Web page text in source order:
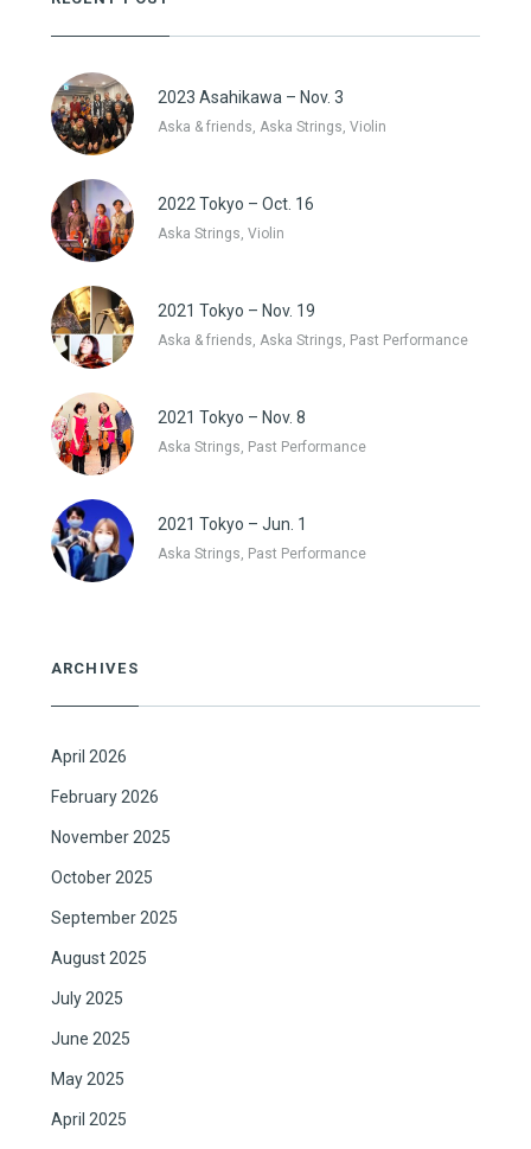
2023 Asahikawa – Nov. 3
Aska & friends, Aska Strings, Violin
2022 Tokyo – Oct. 16
Aska Strings, Violin
2021 Tokyo – Nov. 19
Aska & friends, Aska Strings, Past Performance
2021 Tokyo – Nov. 8
Aska Strings, Past Performance
2021 Tokyo – Jun. 1
Aska Strings, Past Performance
ARCHIVES
April 2026
February 2026
November 2025
October 2025
September 2025
August 2025
July 2025
June 2025
May 2025
April 2025